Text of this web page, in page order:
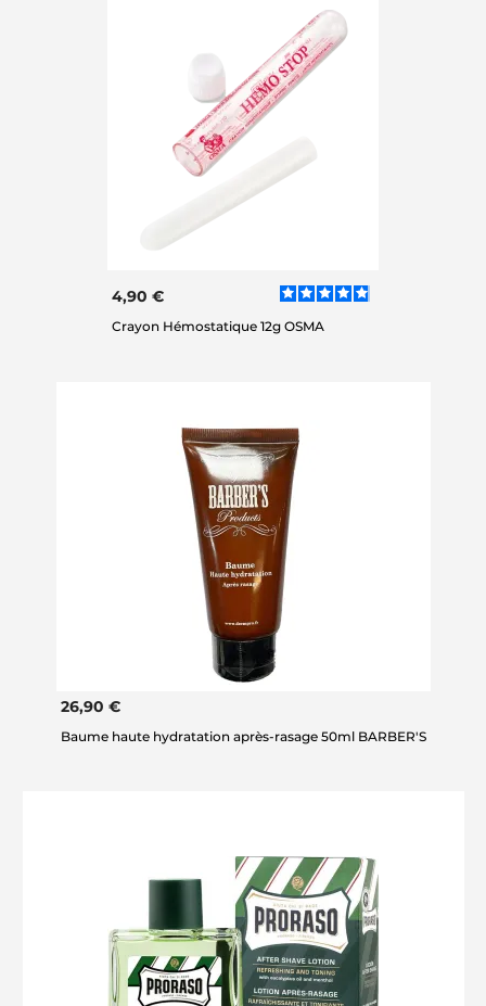
4,90 €
Crayon Hémostatique 12g OSMA
26,90 €
Baume haute hydratation après-rasage 50ml BARBER'S